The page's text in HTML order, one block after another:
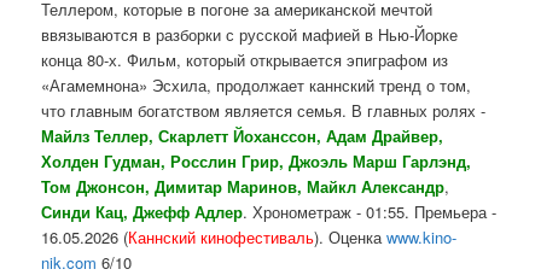
Теллером, которые в погоне за американской мечтой
ввязываются в разборки с русской мафией в Нью-Йорке
конца 80-х. Фильм, который открывается эпиграфом из
«Агамемнона» Эсхила, продолжает каннский тренд о том,
что главным богатством является семья. В главных ролях -
Майлз Теллер, Скарлетт Йоханссон, Адам Драйвер,
Холден Гудман, Росслин Грир, Джоэль Марш Гарлэнд,
Том Джонсон, Димитар Маринов, Майкл Александр,
Синди Кац, Джефф Адлер. Хронометраж - 01:55. Премьера -
16.05.2026 (Каннский кинофестиваль). Оценкаwww.kino-
nik.com 6/10